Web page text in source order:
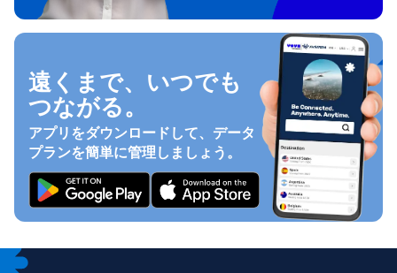
遠くまで、いつでも
つながる。
アプリをダウンロードして、データ
プランを簡単に管理しましょう。